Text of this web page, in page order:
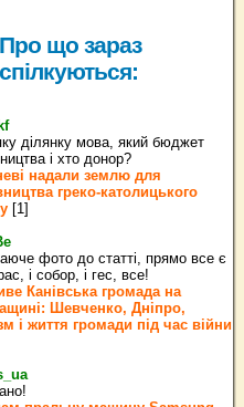
Про що зараз
спілкуються:
ділянку мова, який бюджет
і хто донор?
надали землю для
греко‐католицького
[1]
фото до статті, прямо все є
і собор, і гес, все!
Канівська громада на
Шевченко, Дніпро,
і життя громади під час війни